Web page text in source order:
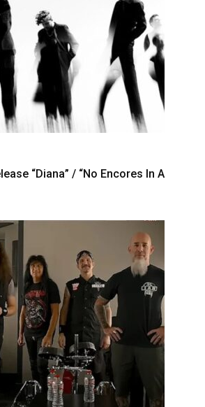
“Diana” / “No Encores In A